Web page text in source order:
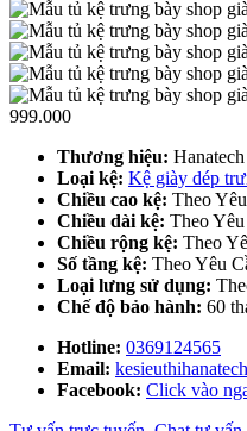
999.000
Thương hiệu: Hanatech
Loại kệ: Kệ giày dép
Chiều cao kệ: Theo
Chiều dài kệ: Theo
Chiều rộng kệ: Theo
Số tầng kệ: Theo Yêu
Loại lưng sử dụng:
Chế độ bảo hành: 60
Hotline: 0369124565
Email:
Facebook: Click vào